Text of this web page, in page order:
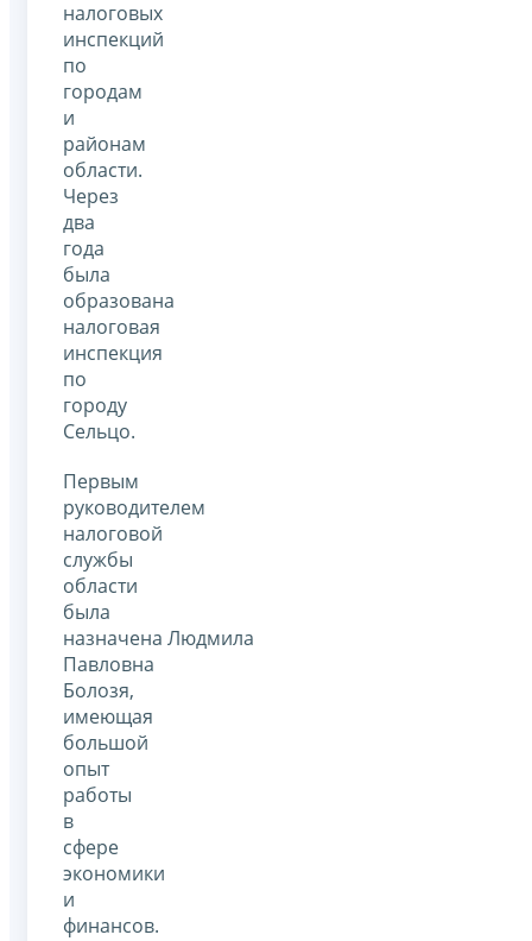
налоговых
инспекций
по
городам
и
районам
области.
Через
два
года
была
образована
налоговая
инспекция
по
городу
Сельцо.
Первым
руководителем
налоговой
службы
области
была
назначена Людмила
Павловна
Болозя,
имеющая
большой
опыт
работы
в
сфере
экономики
и
финансов.